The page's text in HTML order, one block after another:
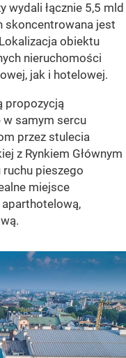
wydali łącznie 5,5 mld
skoncentrowana jest
obiektu
nieruchomości
jak i hotelowej.
propozycją
w samym sercu
przez stulecia
z Rynkiem Głównym
pieszego
miejsce
aparthotelową,